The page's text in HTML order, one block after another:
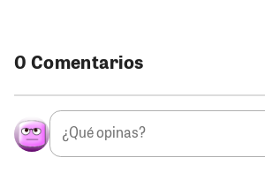
0 Comentarios